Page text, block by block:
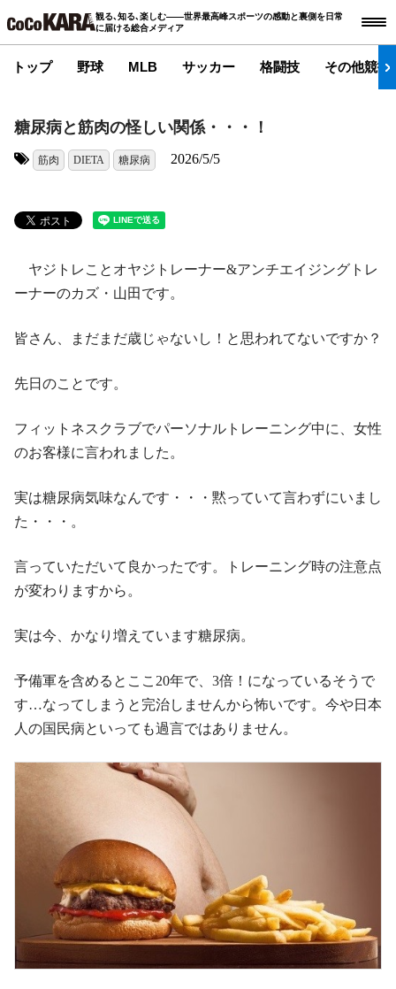
観る､知る､楽しむ――世界最高峰スポーツの感動と裏側を日常
に届ける総合メディア
トップ 野球 MLB サッカー 格闘技 その他競技
糖尿病と筋肉の怪しい関係・・・！
筋肉 DIETA 糖尿病 2026/5/5
ヤジトレことオヤジトレーナー&アンチエイジングトレ
ーナーのカズ・山田です。
皆さん、まだまだ歳じゃないし！と思われてないですか？
先日のことです。
フィットネスクラブでパーソナルトレーニング中に、女性
のお客様に言われました。
実は糖尿病気味なんです・・・黙っていて言わずにいまし
た・・・。
言っていただいて良かったです。トレーニング時の注意点
が変わりますから。
実は今、かなり増えています糖尿病。
予備軍を含めるとここ20年で、3倍！になっているそうで
す…なってしまうと完治しませんから怖いです。今や日本
人の国民病といっても過言ではありません。